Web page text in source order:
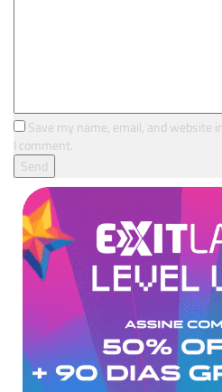
Save my name, email, and
I comment.